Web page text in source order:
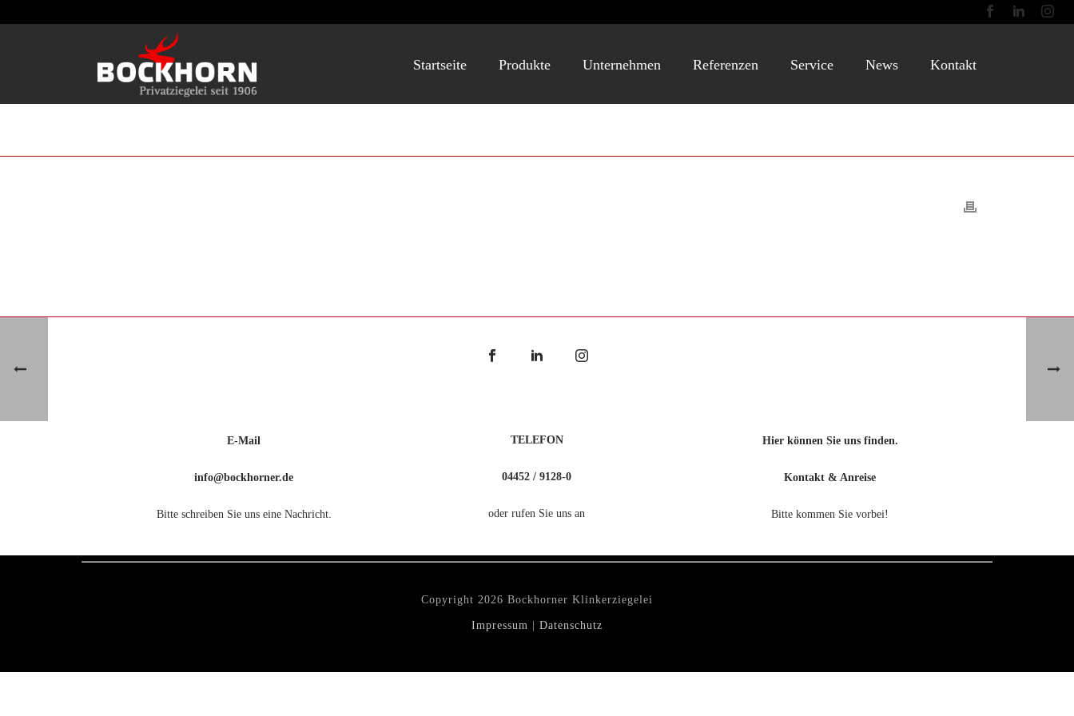
Startseite Produkte Unternehmen Referenzen Service News Kontakt
E-Mail
info@bockhorner.de
Bitte schreiben Sie uns eine Nachricht.
TELEFON
04452 / 9128-0
oder rufen Sie uns an
Hier können Sie uns finden.
Kontakt & Anreise
Bitte kommen Sie vorbei!
Copyright 2026 Bockhorner Klinkerziegelei
Impressum Datenschutz